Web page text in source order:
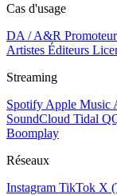
Cas d'usage
DA / A&R
Artistes Éditeurs
Streaming
Spotify Apple Music
SoundCloud Tidal
Boomplay
Réseaux
Instagram TikTok X